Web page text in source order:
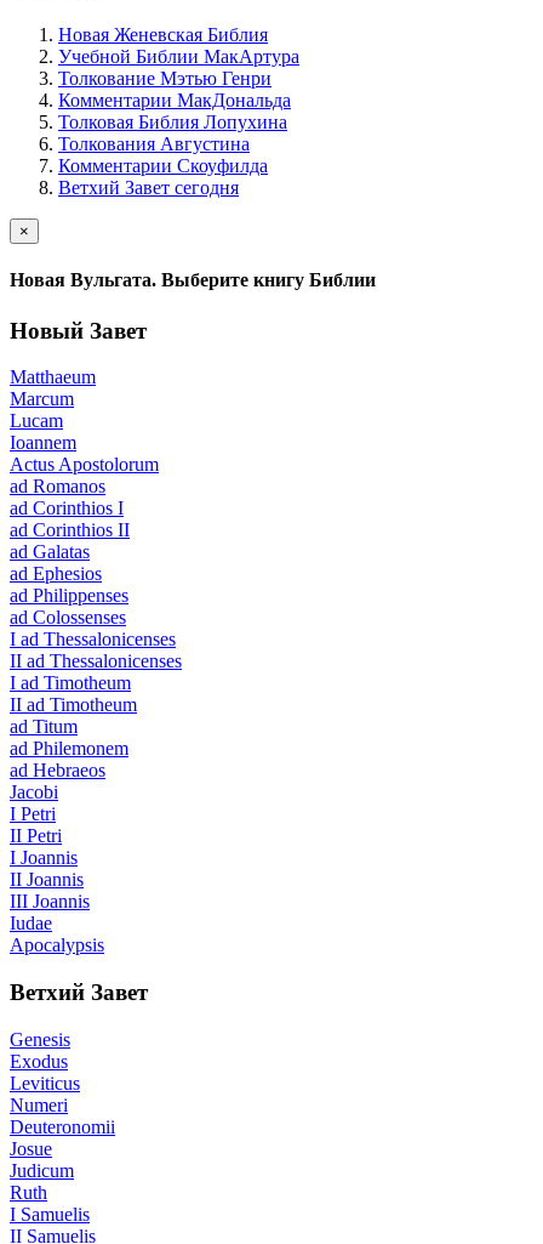
Новая Женевская Библия
Учебной Библии МакАртура
Толкование Мэтью Генри
Комментарии МакДональда
Толковая Библия Лопухина
Толкования Августина
Комментарии Скоуфилда
Ветхий Завет сегодня
×
Новая Вульгата. Выберите книгу Библии
Новый Завет
Matthaeum
Marcum
Lucam
Ioannem
Actus Apostolorum
ad Romanos
ad Corinthios I
ad Corinthios II
ad Galatas
ad Ephesios
ad Philippenses
ad Colossenses
I ad Thessalonicenses
II ad Thessalonicenses
I ad Timotheum
II ad Timotheum
ad Titum
ad Philemonem
ad Hebraeos
Jacobi
I Petri
II Petri
I Joannis
II Joannis
III Joannis
Iudae
Apocalypsis
Ветхий Завет
Genesis
Exodus
Leviticus
Numeri
Deuteronomii
Josue
Judicum
Ruth
I Samuelis
II Samuelis